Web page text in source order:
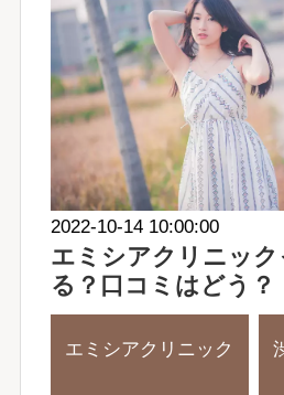
2022-10-14 10:00:00
エミシアクリニッ
る？口コミはどう？
エミシアクリニック